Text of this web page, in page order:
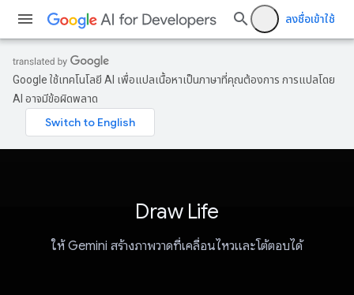
ลงชื่อเข้าใช้
Google ใช้เทคโนโลยี AI เพื่อแปลเนื้อหาเป็นภาษาที่คุณต้องการ การแปลโดย
AI อาจมีข้อผิดพลาด
Draw Life
ให้ Gemini สร้างภาพวาดที่เคลื่อนไหวและโต้ตอบได้